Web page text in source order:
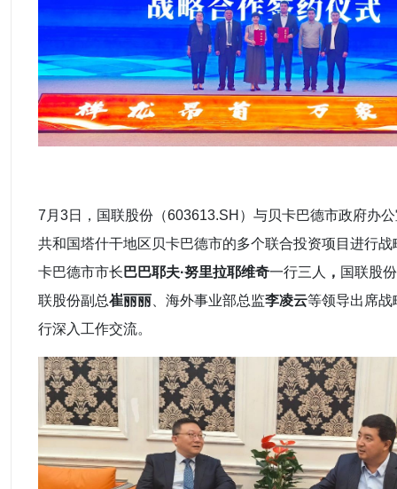
7月3日，国联股份（603613.SH）与贝卡巴德市政府办
共和国塔什干地区贝卡巴德市的多个联合投资项目进行
卡巴德市市长 巴巴耶夫·努里拉耶维奇一行三人 ， 国联股
联股份副总崔丽丽 、海外事业部总监李凌云等领导出席战
行深入工作交流。